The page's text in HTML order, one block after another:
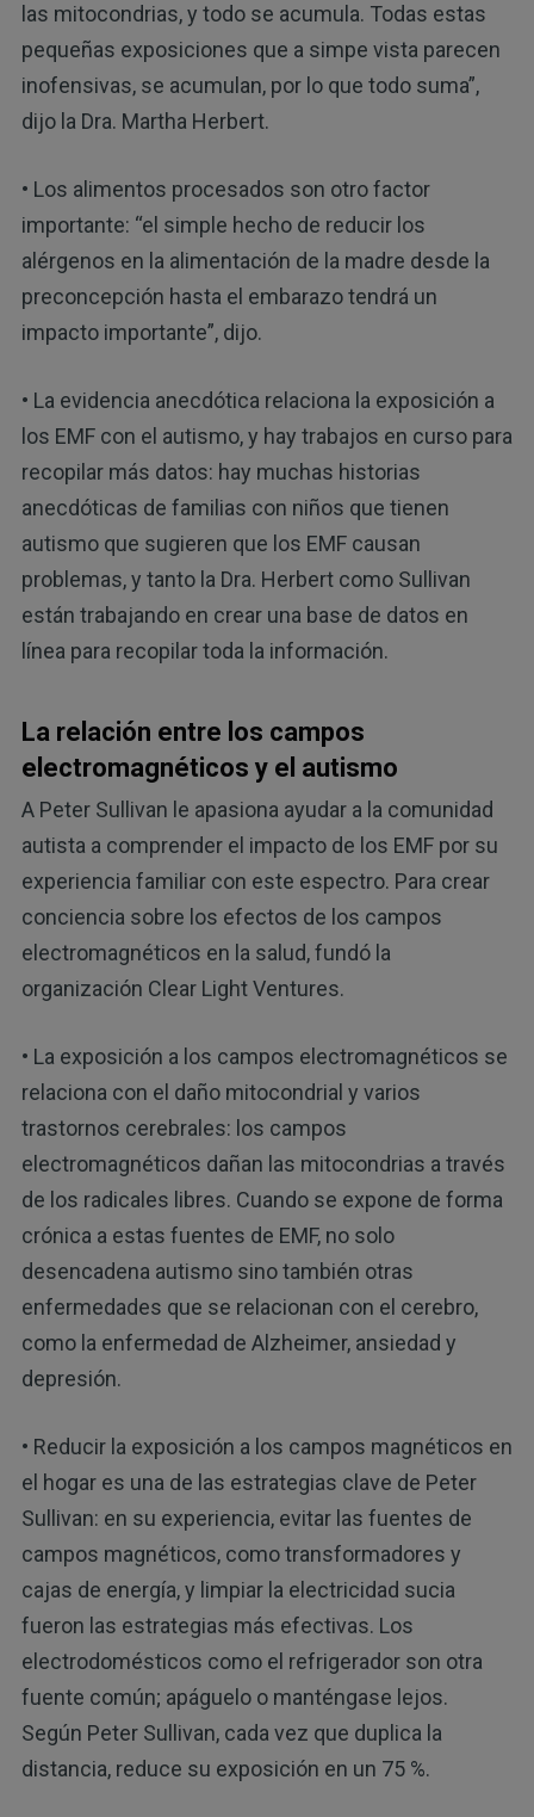
las mitocondrias, y todo se acumula. Todas estas
pequeñas exposiciones que a simpe vista parecen
inofensivas, se acumulan, por lo que todo suma”,
dijo la Dra. Martha Herbert.
• Los alimentos procesados son otro factor
importante: “el simple hecho de reducir los
alérgenos en la alimentación de la madre desde la
preconcepción hasta el embarazo tendrá un
impacto importante”, dijo.
• La evidencia anecdótica relaciona la exposición a
los EMF con el autismo, y hay trabajos en curso para
recopilar más datos: hay muchas historias
anecdóticas de familias con niños que tienen
autismo que sugieren que los EMF causan
problemas, y tanto la Dra. Herbert como Sullivan
están trabajando en crear una base de datos en
línea para recopilar toda la información.
La relación entre los campos
electromagnéticos y el autismo
A Peter Sullivan le apasiona ayudar a la comunidad
autista a comprender el impacto de los EMF por su
experiencia familiar con este espectro. Para crear
conciencia sobre los efectos de los campos
electromagnéticos en la salud, fundó la
organización Clear Light Ventures.
• La exposición a los campos electromagnéticos se
relaciona con el daño mitocondrial y varios
trastornos cerebrales: los campos
electromagnéticos dañan las mitocondrias a través
de los radicales libres. Cuando se expone de forma
crónica a estas fuentes de EMF, no solo
desencadena autismo sino también otras
enfermedades que se relacionan con el cerebro,
como la enfermedad de Alzheimer, ansiedad y
depresión.
• Reducir la exposición a los campos magnéticos en
el hogar es una de las estrategias clave de Peter
Sullivan: en su experiencia, evitar las fuentes de
campos magnéticos, como transformadores y
cajas de energía, y limpiar la electricidad sucia
fueron las estrategias más efectivas. Los
electrodomésticos como el refrigerador son otra
fuente común; apáguelo o manténgase lejos.
Según Peter Sullivan, cada vez que duplica la
distancia, reduce su exposición en un 75 %.